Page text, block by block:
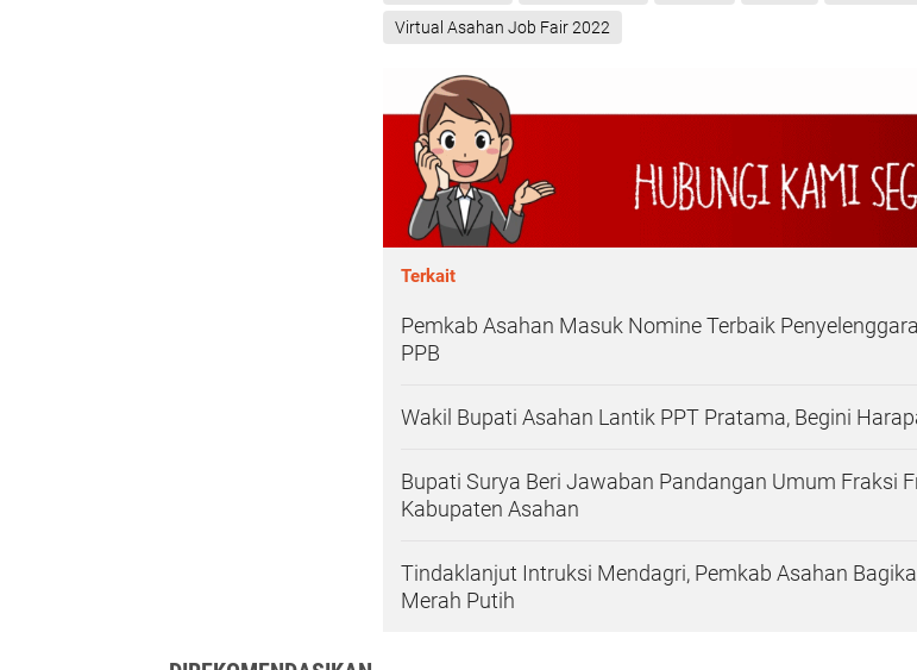
Virtual Asahan Job Fair 2022
Terkait
Pemkab Asahan Masuk Nomine Terbaik
PPB
Wakil Bupati Asahan Lantik PPT Pratama, Begini
Bupati Surya Beri Jawaban Pandangan Umum Fraksi
Kabupaten Asahan
Tindaklanjut Intruksi Mendagri, Pemkab Asahan
Merah Putih